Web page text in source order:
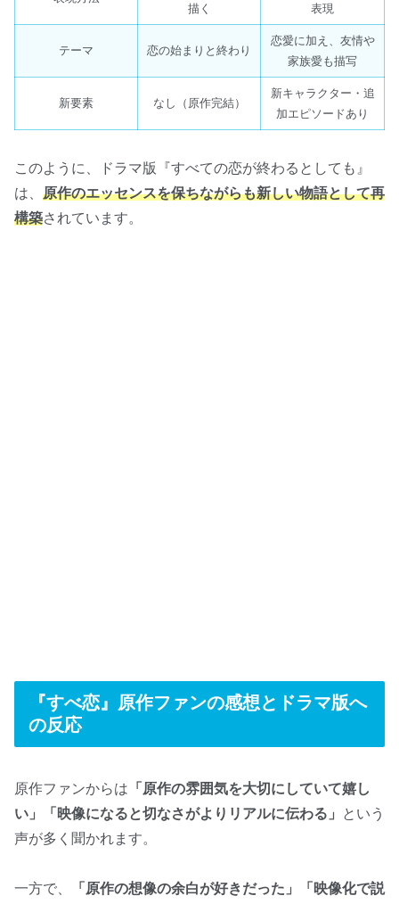
描く
表現
テーマ 恋の始まりと終わり
恋愛に加え、友情や
家族愛も描写
新要素 なし（原作完結）
新キャラクター・追
加エピソードあり
このように、ドラマ版『すべての恋が終わるとしても』
は、 原作のエッセンスを保ちながらも新しい物語として再
構築されています。
『すべ恋』原作ファンの感想とドラマ版へ
の反応
原作ファンからは 「原作の雰囲気を大切にしていて嬉し
い」「映像になると切なさがよりリアルに伝わる」
という
声が多く聞かれます。
一方で、
「原作の想像の余白が好きだった」「映像化で説